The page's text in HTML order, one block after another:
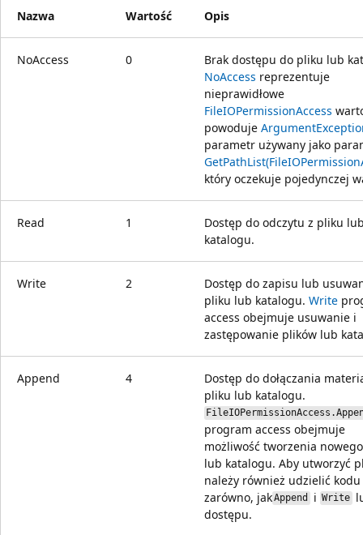
Nazwa Wartość Opis
NoAccess 0
Brak dostępu do pliku lub
NoAccess reprezentuje
nieprawidłowe
FileIOPermissionAccess
powoduje
parametr używany jako
który oczekuje pojedynczej
Read 1
Dostęp do odczytu z pliku
katalogu.
Write 2
Dostęp do zapisu lub
pliku lub katalogu. Write
access obejmuje usuwanie i
zastępowanie plików lub
Append 4
Dostęp do dołączania
pliku lub katalogu.
program access obejmuje
możliwość tworzenia
lub katalogu. Aby utworzyć
należy również udzielić kodu
zarówno, jakAppend i Write
dostępu.